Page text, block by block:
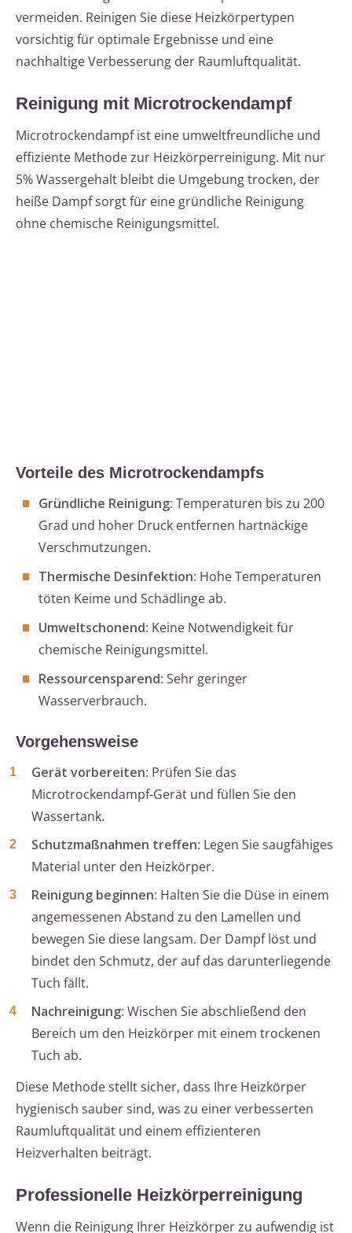
vermeiden. Reinigen Sie diese Heizkörpertypen
vorsichtig für optimale Ergebnisse und eine
nachhaltige Verbesserung der Raumluftqualität.
Reinigung mit Microtrockendampf
Microtrockendampf ist eine umweltfreundliche und
effiziente Methode zur Heizkörperreinigung. Mit nur
5% Wassergehalt bleibt die Umgebung trocken, der
heiße Dampf sorgt für eine gründliche Reinigung
ohne chemische Reinigungsmittel.
Vorteile des Microtrockendampfs
Gründliche Reinigung: Temperaturen bis zu 200
Grad und hoher Druck entfernen hartnäckige
Verschmutzungen.
Thermische Desinfektion: Hohe Temperaturen
töten Keime und Schädlinge ab.
Umweltschonend: Keine Notwendigkeit für
chemische Reinigungsmittel.
Ressourcensparend: Sehr geringer
Wasserverbrauch.
Vorgehensweise
Gerät vorbereiten: Prüfen Sie das
Microtrockendampf-Gerät und füllen Sie den
Wassertank.
Schutzmaßnahmen treffen: Legen Sie saugfähiges
Material unter den Heizkörper.
Reinigung beginnen: Halten Sie die Düse in einem
angemessenen Abstand zu den Lamellen und
bewegen Sie diese langsam. Der Dampf löst und
bindet den Schmutz, der auf das darunterliegende
Tuch fällt.
Nachreinigung: Wischen Sie abschließend den
Bereich um den Heizkörper mit einem trockenen
Tuch ab.
Diese Methode stellt sicher, dass Ihre Heizkörper
hygienisch sauber sind, was zu einer verbesserten
Raumluftqualität und einem effizienteren
Heizverhalten beiträgt.
Professionelle Heizkörperreinigung
Wenn die Reinigung Ihrer Heizkörper zu aufwendig ist